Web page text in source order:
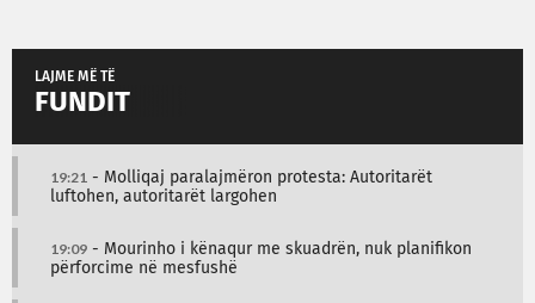
LAJME MË TË
FUNDIT
19:21 - Molliqaj paralajmëron protesta: Autoritarët
luftohen, autoritarët largohen
19:09 - Mourinho i kënaqur me skuadrën, nuk planifikon
përforcime në mesfushë